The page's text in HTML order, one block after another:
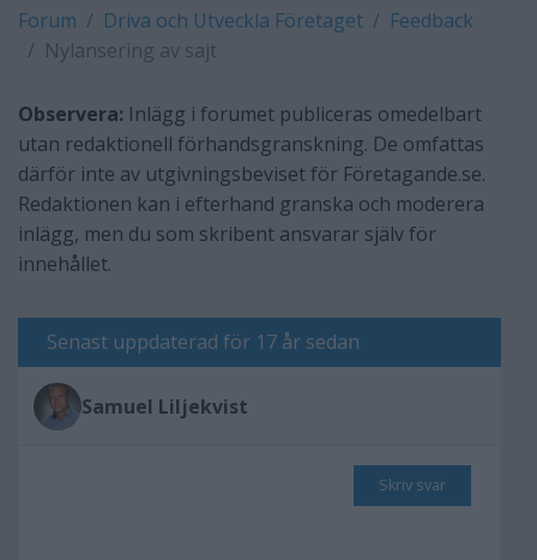
Forum Driva och Utveckla Företaget
Feedback
Nylansering av sajt
Observera: Inlägg i forumet publiceras omedelbart
utan redaktionell förhandsgranskning. De omfattas
därför inte av utgivningsbeviset för Företagande.se.
Redaktionen kan i efterhand granska och moderera
inlägg, men du som skribent ansvarar själv för
innehållet.
Senast uppdaterad för 17 år sedan
Samuel Liljekvist
Skriv svar